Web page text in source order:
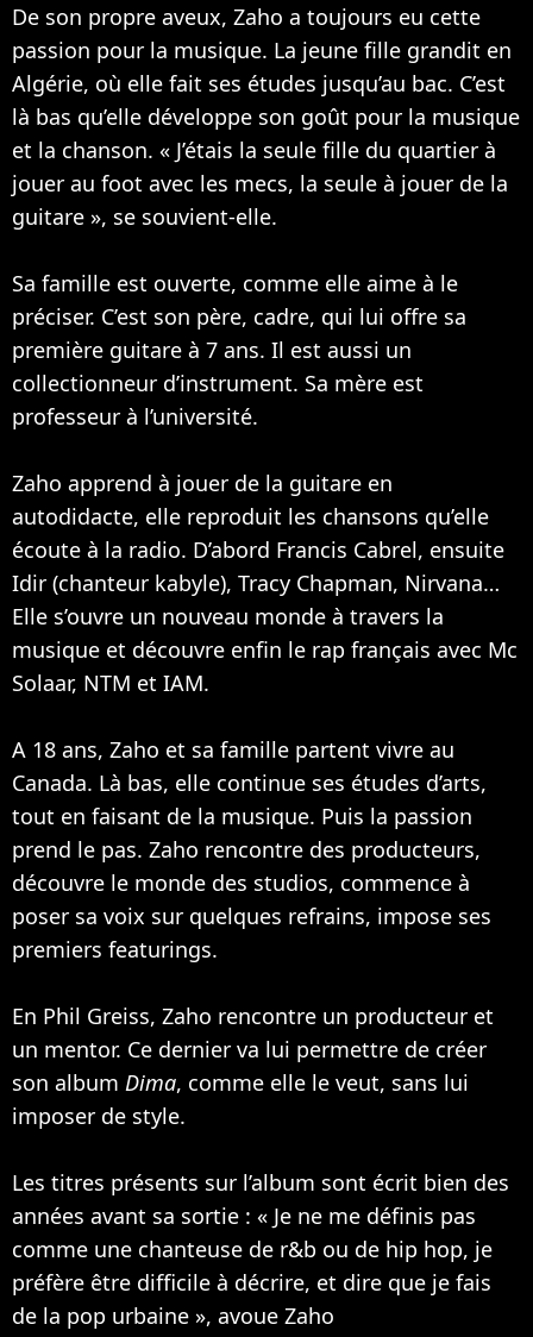
De son propre aveux, Zaho a toujours eu cette
passion pour la musique. La jeune fille grandit en
Algérie, où elle fait ses études jusqu’au bac. C’est
là bas qu’elle développe son goût pour la musique
et la chanson. « J’étais la seule fille du quartier à
jouer au foot avec les mecs, la seule à jouer de la
guitare », se souvient-elle.
Sa famille est ouverte, comme elle aime à le
préciser. C’est son père, cadre, qui lui offre sa
première guitare à 7 ans. Il est aussi un
collectionneur d’instrument. Sa mère est
professeur à l’université.
Zaho apprend à jouer de la guitare en
autodidacte, elle reproduit les chansons qu’elle
écoute à la radio. D’abord Francis Cabrel, ensuite
Idir (chanteur kabyle), Tracy Chapman, Nirvana…
Elle s’ouvre un nouveau monde à travers la
musique et découvre enfin le rap français avec Mc
Solaar, NTM et IAM.
A 18 ans, Zaho et sa famille partent vivre au
Canada. Là bas, elle continue ses études d’arts,
tout en faisant de la musique. Puis la passion
prend le pas. Zaho rencontre des producteurs,
découvre le monde des studios, commence à
poser sa voix sur quelques refrains, impose ses
premiers featurings.
En Phil Greiss, Zaho rencontre un producteur et
un mentor. Ce dernier va lui permettre de créer
son album Dima, comme elle le veut, sans lui
imposer de style.
Les titres présents sur l’album sont écrit bien des
années avant sa sortie : « Je ne me définis pas
comme une chanteuse de r&b ou de hip hop, je
préfère être difficile à décrire, et dire que je fais
de la pop urbaine », avoue Zaho